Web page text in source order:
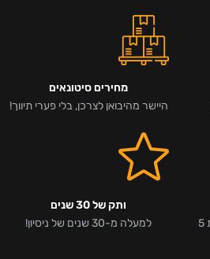
מחירים סיטונאים
היישר מהיבואן לצרכן, בלי פערי תיווך!
אלפי לקוחות מרוצים וביקורות 5
ותק של 30 שנים
למעלה מ-30 שנים של ניסיון!